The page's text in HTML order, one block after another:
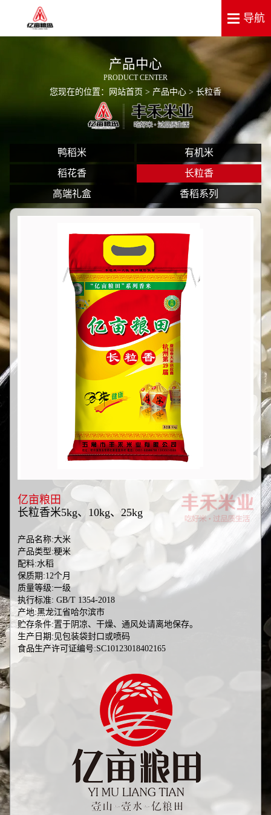
产品中心
PRODUCT CENTER
您现在的位置： 网站首页 > 产品中心 > 长粒香
鸭稻米
有机米
稻花香
长粒香
高端礼盒
香稻系列
亿亩粮田
长粒香米5kg、10kg、25kg
产品名称:大米
产品类型:粳米
配料:水稻
保质期:12个月
质量等级:一级
执行标准: GB/T 1354-2018
产地:黑龙江省哈尔滨市
贮存条件:置于阴凉、干燥、通风处请离地保存。
生产日期:见包装袋封口或喷码
食品生产许可证编号:SC10123018402165